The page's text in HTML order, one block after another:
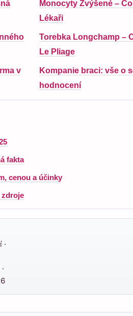
Monocyty Zvýšené –
Lékaři
Torebka Longchamp –
Le Pliage
v
Kompanie braci: vše o
hodnocení
fakta
cenou a účinky
zdroje